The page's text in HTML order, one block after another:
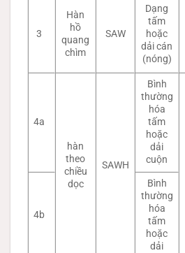
3
Hàn
hồ
quang
chìm
SAW
Dạng
tấm
hoặc
dải cán
(nóng)
4a
hàn
theo
chiều
dọc
SAWH
Bình
thường
hóa
tấm
hoặc
dải
cuộn
4b
Bình
thường
hóa
tấm
hoặc
dải